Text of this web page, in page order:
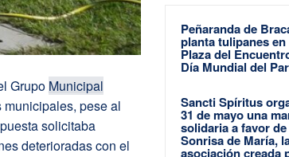
Grupo Municipal
pese al
solicitaba
deterioradas con el
Peñaranda de
planta tulipanes en
Plaza del
Día Mundial del
Sancti Spíritus
31 de mayo una
solidaria a favor
Sonrisa de María,
asociación creada